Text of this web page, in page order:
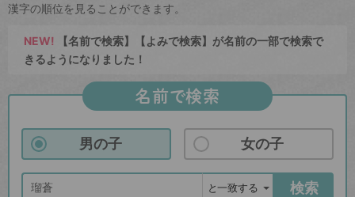
漢字の順位を見ることができます。
NEW! 【名前で検索】【よみで検索】が名前の一部で検索で
きるようになりました！
名前で検索
男の子 女の子
検索